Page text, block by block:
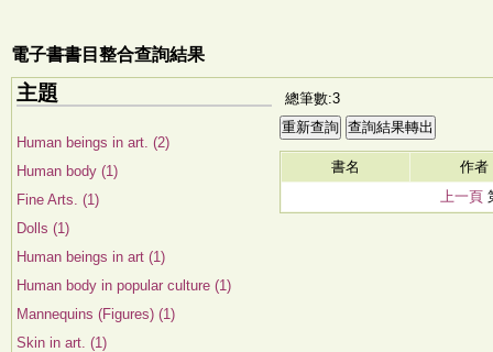
電子書書目整合查詢結果
主題
Human beings in art. (2)
Human body (1)
Fine Arts. (1)
Dolls (1)
Human beings in art (1)
Human body in popular culture (1)
Mannequins (Figures) (1)
Skin in art. (1)
總筆數:3
書名
作者
上一頁